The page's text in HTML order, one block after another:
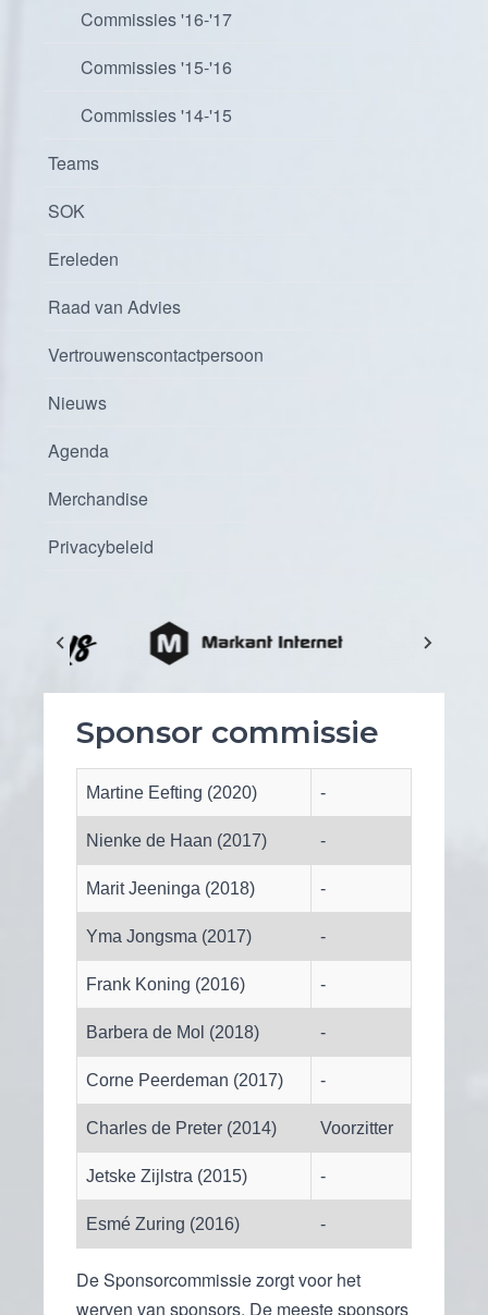
Commissies '16-'17
Commissies '15-'16
Commissies '14-'15
Teams
SOK
Ereleden
Raad van Advies
Vertrouwenscontactpersoon
Nieuws
Agenda
Merchandise
Privacybeleid
Sponsor commissie
Martine Eefting (2020) -
Nienke de Haan (2017) -
Marit Jeeninga (2018) -
Yma Jongsma (2017) -
Frank Koning (2016) -
Barbera de Mol (2018) -
Corne Peerdeman (2017) -
Charles de Preter (2014) Voorzitter
Jetske Zijlstra (2015) -
Esmé Zuring (2016) -
De Sponsorcommissie zorgt voor het
werven van sponsors. De meeste sponsors